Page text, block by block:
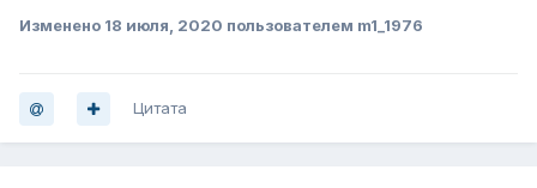
Изменено 18 июля, 2020 пользователем m1_1976
Цитата